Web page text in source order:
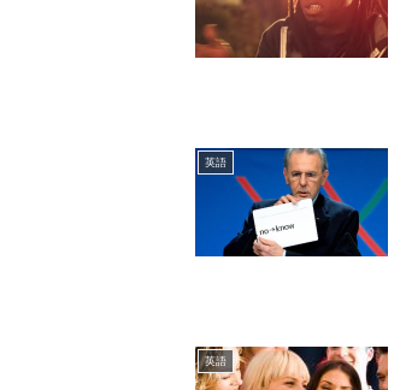
英語
英語